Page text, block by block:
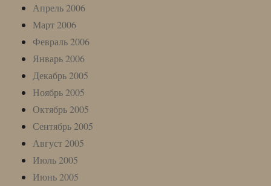
Апрель 2006
Март 2006
Февраль 2006
Январь 2006
Декабрь 2005
Ноябрь 2005
Октябрь 2005
Сентябрь 2005
Август 2005
Июль 2005
Июнь 2005